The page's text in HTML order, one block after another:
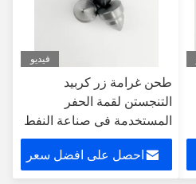
فيديو
طحن غرامة زر كربيد
التنجستن لقمة الحفر
المستخدمة في صناعة النفط
والغاز
احصل على افضل سعر